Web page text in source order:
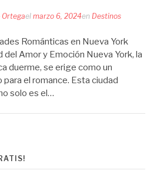
el marzo 6, 2024en Destinos
Románticas en Nueva York
del Amor y Emoción Nueva York, la
duerme, se erige como un
el romance. Esta ciudad
solo es el…